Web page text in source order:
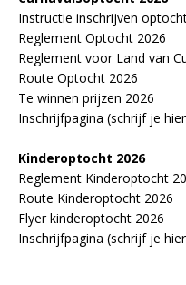
Instructie inschrijven
Reglement Optocht 2026
Reglement voor Land van
Route Optocht 2026
Te winnen prijzen 2026
Inschrijfpagina (schrijf je
Kinderoptocht 2026
Reglement Kinderoptocht
Route Kinderoptocht 2026
Flyer kinderoptocht 2026
Inschrijfpagina (schrijf je